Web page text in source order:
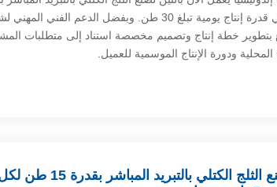
خطة إنتاج وتصميم مخصصة استناد إلى متطلبات
ودورة الإنتاج الموسمية للعميل.
ماكينتان لصنع الثلج الكتلي